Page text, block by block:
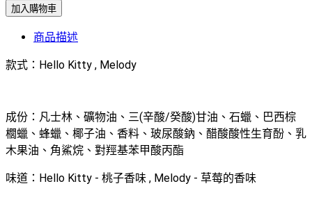
加入購物車
商品描述
款式：Hello Kitty , Melody
成份：凡士林、礦物油、三(辛酸/癸酸)甘油、石蠟、巴西棕
櫚蠟、蜂蠟、椰子油、香料、玻尿酸鈉、醋酸酸性生育酚、乳
木果油、角鯊烷、對羥基苯甲酸丙酯
味道：Hello Kitty - 桃子香味 , Melody - 草莓的香味